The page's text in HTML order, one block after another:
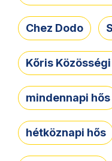
Chez Dodo
Kőris
mindennapi hős
hétköznapi hős